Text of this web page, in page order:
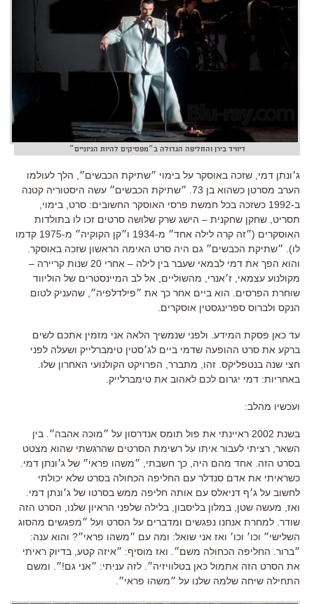
דיוויד בירן והחליפה הגדולה ב״מפסיקים להיות הגיוניים״
ג׳ונתן דמי, שזכה באוסקר על בימוי ״שתיקת הכבשים״, הלך לעולמו
הערב מסרטן כשהוא בן 73. ״שתיקת הכבשים״ עשה היסטוריה קטנה
ב-1992 כשזכה בכל חמשת פרסי האוסקר החשובים: סרט, בימוי,
תסריט, שחקן שחקנית – הישג שרק שלושה סרטים זכו לו בתולדות
האוסקרים (״זה קרה לילה אחד״ מ-1934 ו״קן הקוקיה״ מ-1975 קדמו
לו). ״שתיקת הכבשים״ גם היה סרט האימה הראשון שזכה באוסקר.
והוא הפך את דמי לבמאי שעבר בין לילה – אחרי 20 שנות קריירה –
מקולנוע עצמאי, ז׳אנרי, מהשוליים, אל לב המיינסטרים של הוליווד
שוחרת הפרסים. הוא ביים אחר כך את ״פילדלפיה״, שהעניק לטום
הנקס ולברוס ספרינגסטין אוסקרים.
עד כאן פסקת המידע. ולפני שנמשיך הלאה אני מזמין אתכם לשים
ברקע את סרט ההופעה שדמי ביים לג׳סטין טימברלייק ושעלה לפני
חצי שנה בנטפליקס. זהו, מתברר, הפרויקט הקולנועי האחרון שלו.
באחריות: דמי יגרום לכם לאהוב את טימברלייק.
ועכשיו מהלב:
בשנת 2002 ראיינתי את פול תומס אנדרסון על ״מוכה אהבה״. בין
השאר, רציתי לעבור איתו על רשימת הסרטים שהרגשתי שהוא מצטט
בסרט הזה. אחד מהם היה, כך חשבתי, ״משהו פראי״ של ג׳ונתן דמי.
כשראיתי את אדם סנדלר עם החליפה הכחולה בסרט שלא יכולתי
לחשוב על ג׳ף דניאלס עם אותה חליפה ממש בסרטו של ג׳ונתן דמי.
ואז, מעשה שטן, במלון בליסבון, בלילה שלפני הראיון שלנו, הסרט הזה
שודר. למחרת אנחנו נפגשים ומדברים על הסרט ועל ״מפגשים מהסוג
השלישי״ וכו׳ וכו׳ ואז אני שואל: ומה עם ״משהו פראי״? והוא ענה:
״ברור. החליפה הכחולה משם״. ואז מוסיף: ״איזה קטע, בדיוק ראיתי
את הסרט הזה אתמול כאן בטלוויזיה״. לזה עניתי: ״אני גם!״. ומשם
התחילה שיחה שלמה שלנו על ״משהו פראי״.